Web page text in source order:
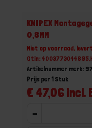
KNIPEX
0,8MM
Niet op voorraad,
Gtin:
Artikelnummer merk:
€ 47,06 incl.
Prijs per 1 Stuk
-